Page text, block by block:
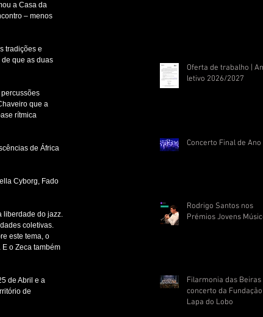
a Casa da
– menos
tradições e
que as duas
que a
rítmica
de África
Cyborg, Fado
liberdade do jazz.
coletivas.
este tema, o
o Zeca também
de Abril e a
de
Oferta de trabalho |
letivo 2026/2027
Concerto Final de Ano
Rodrigo Santos nos
Prémios Jovens
Filarmonia das Beiras
concerto da Fundação
Lapa do Lobo